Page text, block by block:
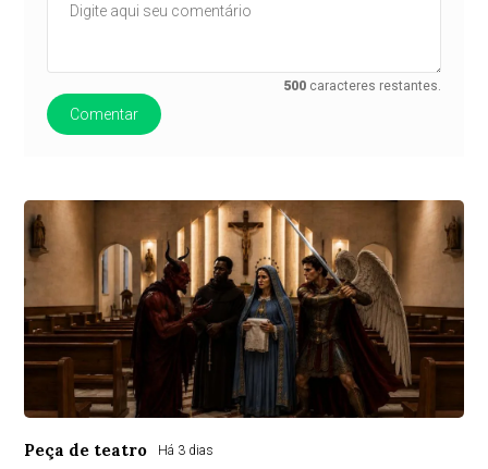
500 caracteres restantes.
Comentar
Peça de teatro Há 3 dias